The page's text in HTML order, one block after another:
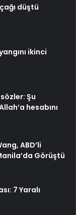
düştü
ikinci
Şu
hesabını
ABD’li
Görüştü
7 Yaralı